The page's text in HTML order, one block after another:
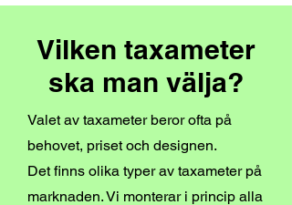
Vilken taxameter
ska man välja?
Valet av taxameter beror ofta på
behovet, priset och designen.
Det finns olika typer av taxameter på
marknaden. Vi monterar i princip alla